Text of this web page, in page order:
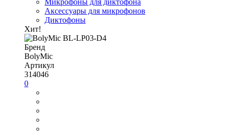
Микрофоны для диктофона
Аксессуары для микрофонов
Диктофоны
Хит!
Бренд
BolyMic
Артикул
314046
0